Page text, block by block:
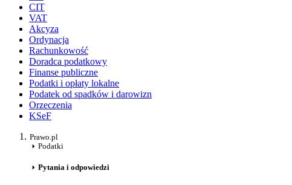
CIT
VAT
Akcyza
Ordynacja
Rachunkowość
Doradca podatkowy
Finanse publiczne
Podatki i opłaty lokalne
Podatek od spadków i darowizn
Orzeczenia
KSeF
Prawo.pl
Podatki
Pytania i odpowiedzi